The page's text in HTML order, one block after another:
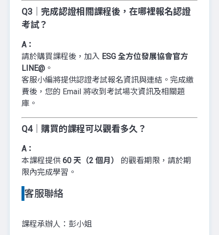
Q3｜完成認證相關課程後，在哪裡報名認證
考試？
A：
請於購買課程後，加入 ESG 全方位發展協會官方
LINE@ 。
客服小編將提供認證考試報名資訊與連結。完成繳
費後，您的 Email 將收到考試場次資訊及相關題
庫。
Q4｜購買的課程可以觀看多久？
A：
本課程提供 60 天（2 個月）
的觀看期限，請於期
限內完成學習。
客服聯絡
課程承辦人：彭小姐